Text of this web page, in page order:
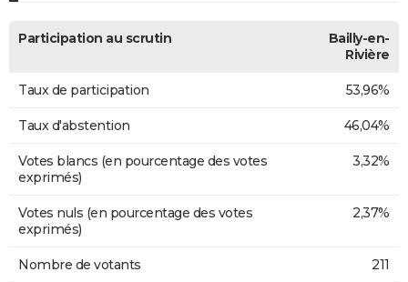
Participation au scrutin
Bailly-en-
Rivière
Taux de participation 53,96%
Taux d'abstention 46,04%
Votes blancs (en pourcentage des votes
exprimés)
3,32%
Votes nuls (en pourcentage des votes
exprimés)
2,37%
Nombre de votants 211